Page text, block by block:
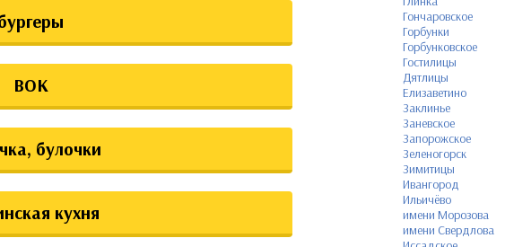
ВОК
булочки
кухня
Гончаровское
Горбунки
Горбунковское
Гостилицы
Дятлицы
Елизаветино
Заклинье
Заневское
Запорожское
Зеленогорск
Зимитицы
Ивангород
Ильичёво
имени Морозова
имени Свердлова